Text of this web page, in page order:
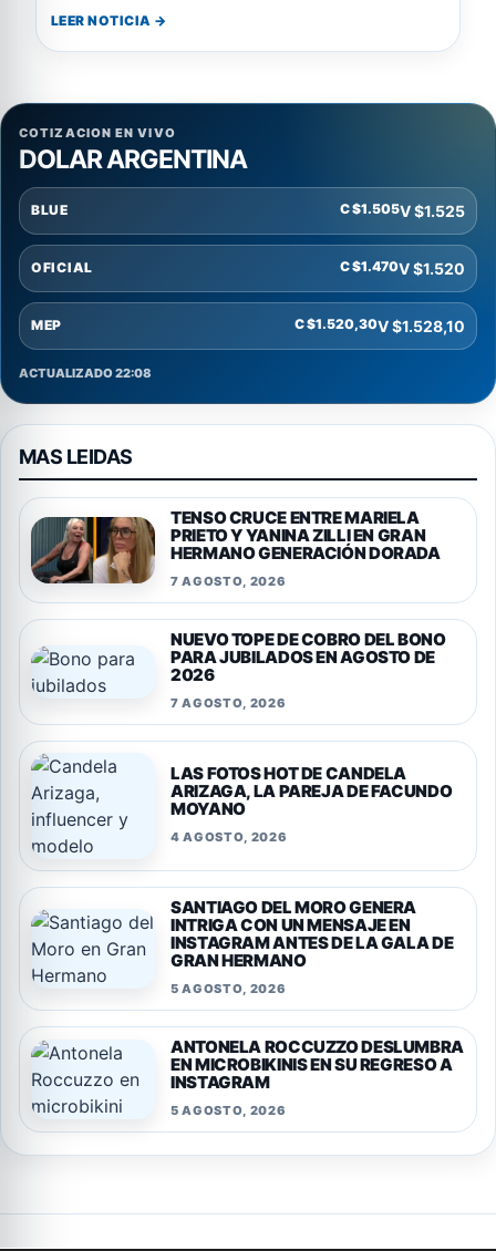
LEER NOTICIA →
COTIZACION EN VIVO
DOLAR ARGENTINA
BLUE C $1.505V $1.525
OFICIAL C $1.470V $1.520
MEP C $1.520,30V $1.528,10
ACTUALIZADO 22:08
MAS LEIDAS
TENSO CRUCE ENTRE MARIELA
PRIETO Y YANINA ZILLI EN GRAN
HERMANO GENERACIÓN DORADA
7 AGOSTO, 2026
NUEVO TOPE DE COBRO DEL BONO
PARA JUBILADOS EN AGOSTO DE
2026
7 AGOSTO, 2026
LAS FOTOS HOT DE CANDELA
ARIZAGA, LA PAREJA DE FACUNDO
MOYANO
4 AGOSTO, 2026
SANTIAGO DEL MORO GENERA
INTRIGA CON UN MENSAJE EN
INSTAGRAM ANTES DE LA GALA DE
GRAN HERMANO
5 AGOSTO, 2026
ANTONELA ROCCUZZO DESLUMBRA
EN MICROBIKINIS EN SU REGRESO A
INSTAGRAM
5 AGOSTO, 2026